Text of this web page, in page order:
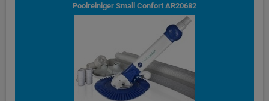
Poolreiniger Small Confort AR20682